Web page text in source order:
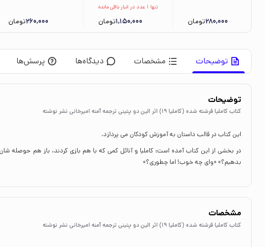
فهیمه اکبری نشر پرتقال
280,000تومان
Marquez نشر مات
تنها 1 عدد در انبار باقی مانده
1,150,000تومان 260,000تومان
توضیحات مشخصات دیدگاه‌ها پرسش‌ها
توضیحات
کتاب کاملیا فرشته شده (کاملیا 19) اثر الین دو پتینی ترجمه آمنه امیرخانی نشر نوشته
این کتاب در قالب داستان به آموزش کودکان می پردازد.
در بخشی از این کتاب آمده است: کاملیا و آنائل کمی که با هم بازی کردند، باز هم حوصله
بدهیم؟» «وای چه خوب! اما چطوری؟»
مشخصات
کتاب کاملیا فرشته شده (کاملیا 19) اثر الین دو پتینی ترجمه آمنه امیرخانی نشر نوشته